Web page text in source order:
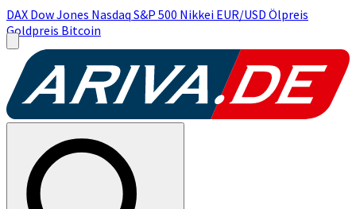
DAX Dow Jones Nasdaq S&P 500 Nikkei EUR/USD Ölpreis
Goldpreis Bitcoin